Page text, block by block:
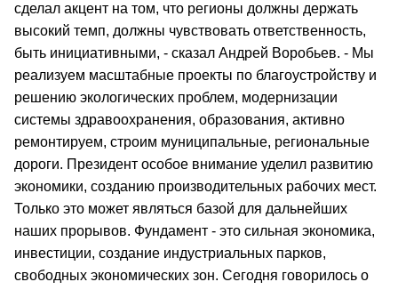
сделал акцент на том, что регионы должны держать
высокий темп, должны чувствовать ответственность,
быть инициативными, - сказал Андрей Воробьев. - Мы
реализуем масштабные проекты по благоустройству и
решению экологических проблем, модернизации
системы здравоохранения, образования, активно
ремонтируем, строим муниципальные, региональные
дороги. Президент особое внимание уделил развитию
экономики, созданию производительных рабочих мест.
Только это может являться базой для дальнейших
наших прорывов. Фундамент - это сильная экономика,
инвестиции, создание индустриальных парков,
свободных экономических зон. Сегодня говорилось о